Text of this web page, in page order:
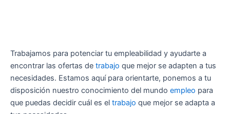
Trabajamos para potenciar tu empleabilidad y ayudarte a
encontrar las ofertas de trabajo que mejor se adapten a tus
necesidades. Estamos aquí para orientarte, ponemos a tu
disposición nuestro conocimiento del mundo empleo para
que puedas decidir cuál es el trabajo que mejor se adapta a